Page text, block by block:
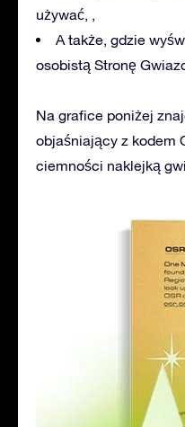
używać, ,
A także, gdzie
osobistą Stronę
Na grafice poniżej
objaśniający z kodem
ciemności naklejką